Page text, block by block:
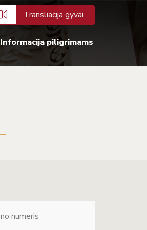
Transliacija gyvai
Informacija piligrimams